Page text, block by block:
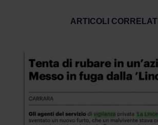
ARTICOLI CORRELATI